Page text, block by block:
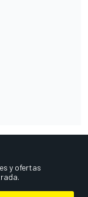
y ofertas